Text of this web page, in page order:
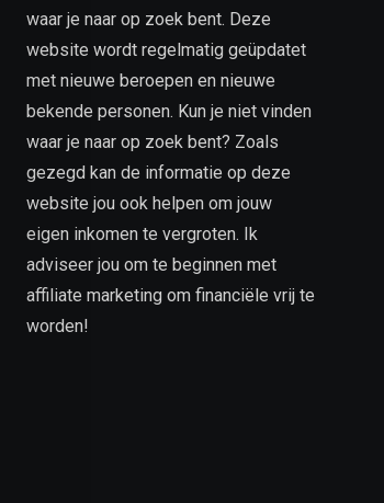
waar je naar op zoek bent. Deze
website wordt regelmatig geüpdatet
met nieuwe beroepen en nieuwe
bekende personen. Kun je niet vinden
waar je naar op zoek bent? Zoals
gezegd kan de informatie op deze
website jou ook helpen om jouw
eigen inkomen te vergroten. Ik
adviseer jou om te beginnen met
affiliate marketing om financiële vrij te
worden!